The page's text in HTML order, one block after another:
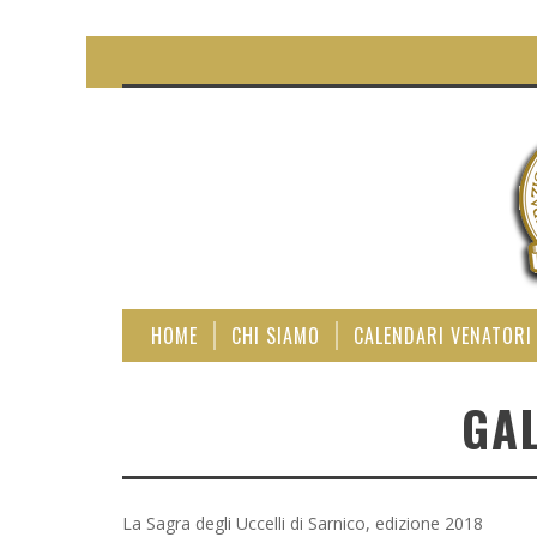
HOME CHI SIAMO CALENDARI VENATORI
La Sagra degli Uccelli di Sarnico, edizione 2018